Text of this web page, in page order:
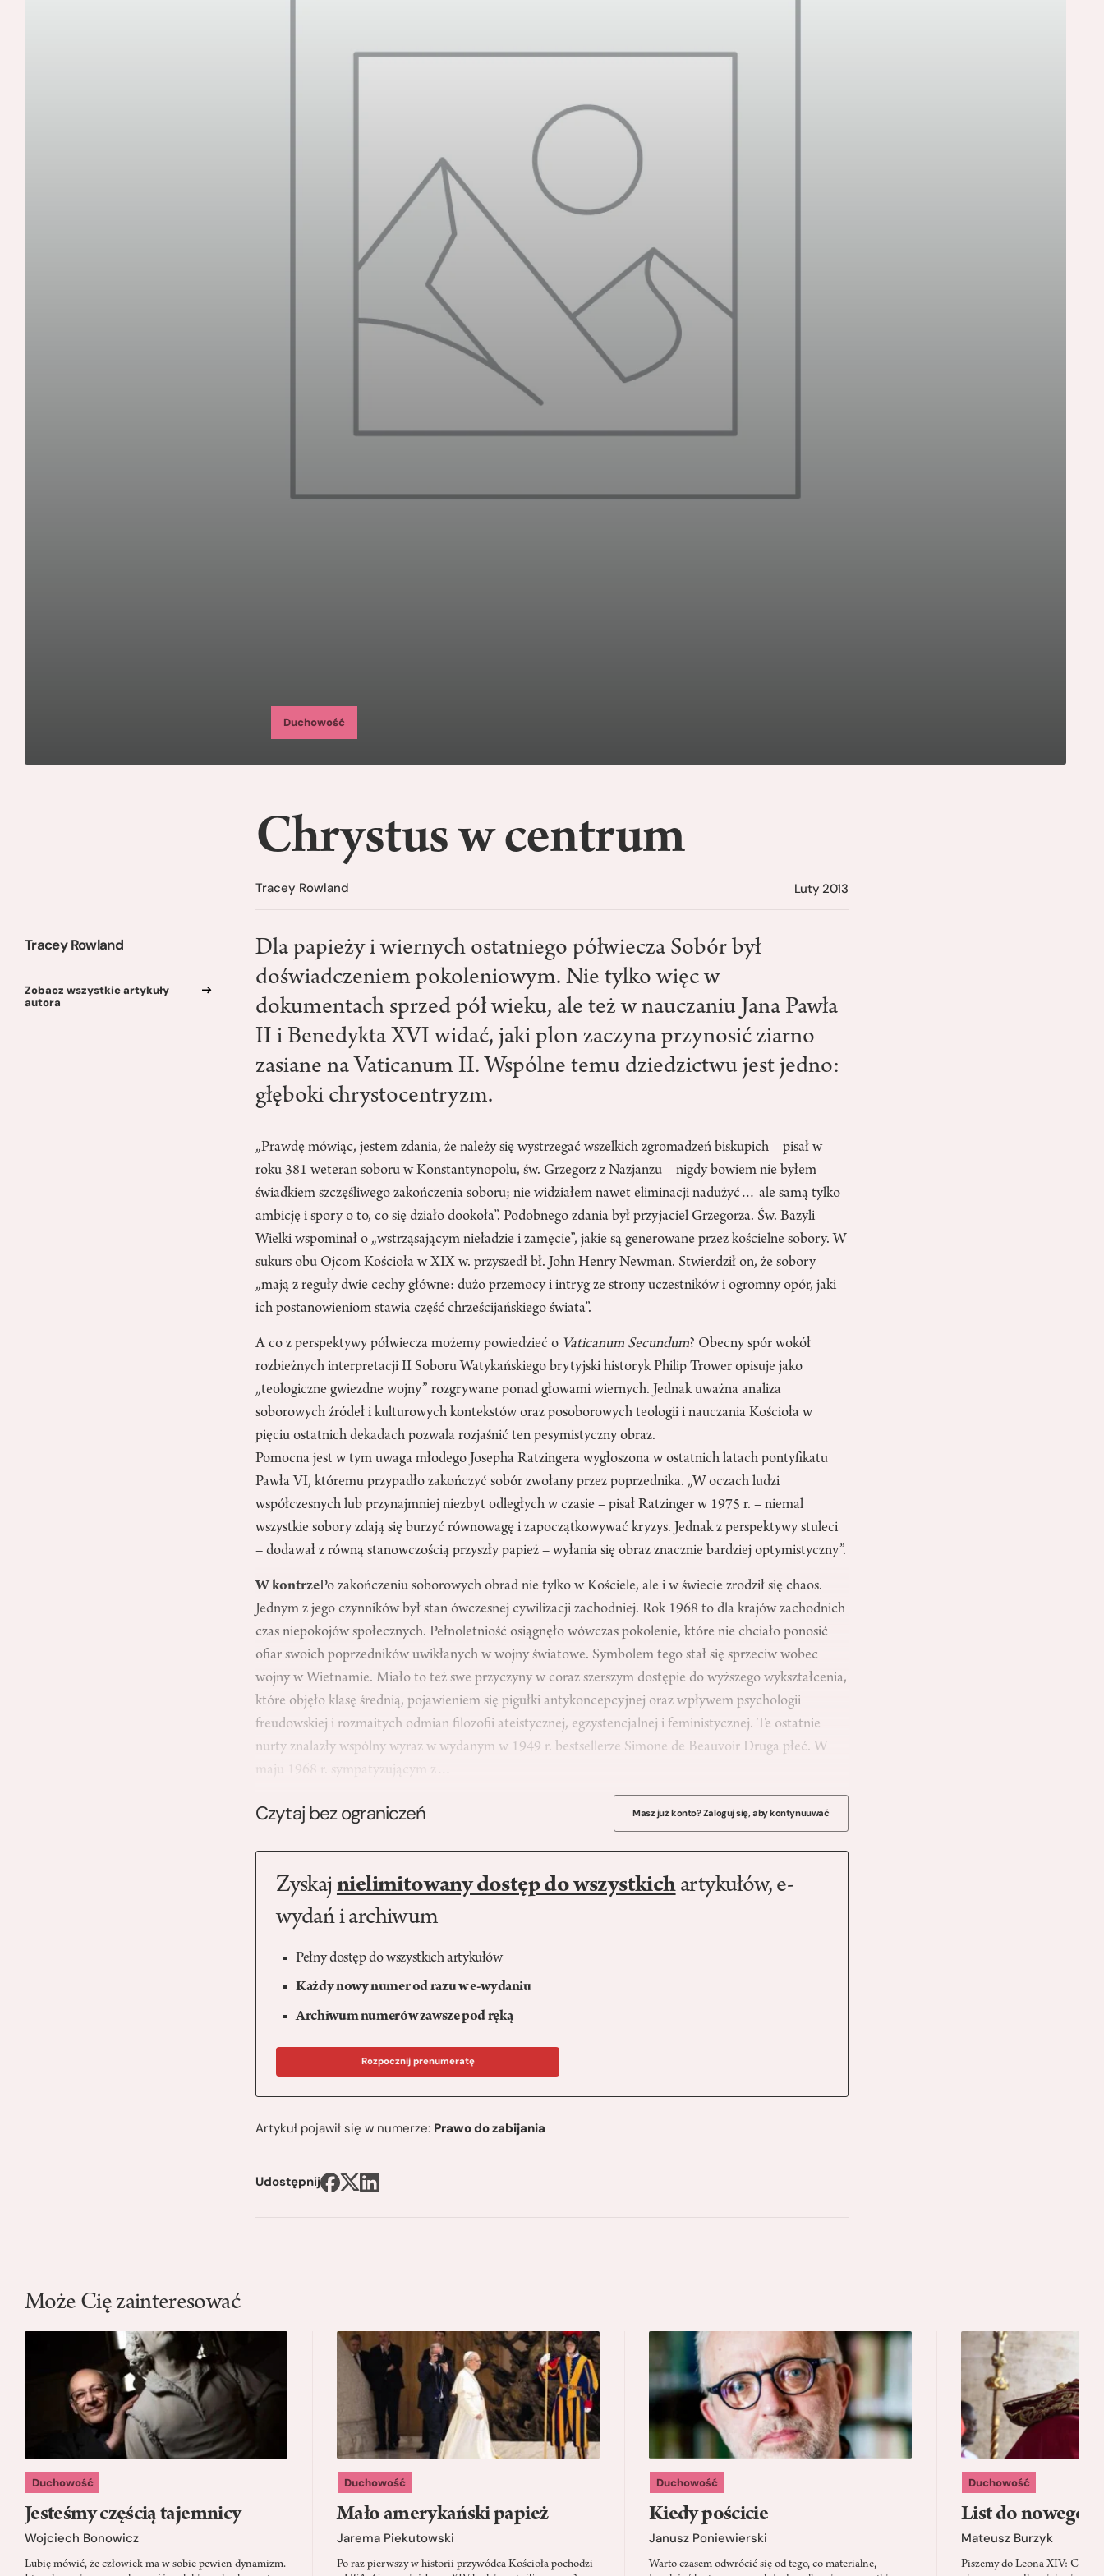
Duchowość
Tracey Rowland
Zobacz wszystkie artykuły
autora
Chrystus w centrum
Tracey Rowland Luty 2013
Dla papieży i wiernych ostatniego półwiecza Sobór był
doświadczeniem pokoleniowym. Nie tylko więc w
dokumentach sprzed pół wieku, ale też w nauczaniu Jana Pawła
II i Benedykta XVI widać, jaki plon zaczyna przynosić ziarno
zasiane na Vaticanum II. Wspólne temu dziedzictwu jest jedno:
głęboki chrystocentryzm.
„Prawdę mówiąc, jestem zdania, że należy się wystrzegać wszelkich zgromadzeń biskupich – pisał w
roku 381 weteran soboru w Konstantynopolu, św. Grzegorz z Nazjanzu – nigdy bowiem nie byłem
świadkiem szczęśliwego zakończenia soboru; nie widziałem nawet eliminacji nadużyć… ale samą tylko
ambicję i spory o to, co się działo dookoła”. Podobnego zdania był przyjaciel Grzegorza. Św. Bazyli
Wielki wspominał o „wstrząsającym nieładzie i zamęcie”, jakie są generowane przez kościelne sobory. W
sukurs obu Ojcom Kościoła w XIX w. przyszedł bł. John Henry Newman. Stwierdził on, że sobory
„mają z reguły dwie cechy główne: dużo przemocy i intryg ze strony uczestników i ogromny opór, jaki
ich postanowieniom stawia część chrześcijańskiego świata”.
A co z perspektywy półwiecza możemy powiedzieć o Vaticanum Secundum? Obecny spór wokół
rozbieżnych interpretacji II Soboru Watykańskiego brytyjski historyk Philip Trower opisuje jako
„teologiczne gwiezdne wojny” rozgrywane ponad głowami wiernych. Jednak uważna analiza
soborowych źródeł i kulturowych kontekstów oraz posoborowych teologii i nauczania Kościoła w
pięciu ostatnich dekadach pozwala rozjaśnić ten pesymistyczny obraz.
Pomocna jest w tym uwaga młodego Josepha Ratzingera wygłoszona w ostatnich latach pontyfikatu
Pawła VI, któremu przypadło zakończyć sobór zwołany przez poprzednika. „W oczach ludzi
współczesnych lub przynajmniej niezbyt odległych w czasie – pisał Ratzinger w 1975 r. – niemal
wszystkie sobory zdają się burzyć równowagę i zapoczątkowywać kryzys. Jednak z perspektywy stuleci
– dodawał z równą stanowczością przyszły papież – wyłania się obraz znacznie bardziej optymistyczny”.
W kontrzePo zakończeniu soborowych obrad nie tylko w Kościele, ale i w świecie zrodził się chaos.
Jednym z jego czynników był stan ówczesnej cywilizacji zachodniej. Rok 1968 to dla krajów zachodnich
czas niepokojów społecznych. Pełnoletniość osiągnęło wówczas pokolenie, które nie chciało ponosić
ofiar swoich poprzedników uwikłanych w wojny światowe. Symbolem tego stał się sprzeciw wobec
wojny w Wietnamie. Miało to też swe przyczyny w coraz szerszym dostępie do wyższego wykształcenia,
które objęło klasę średnią, pojawieniem się pigułki antykoncepcyjnej oraz wpływem psychologii
freudowskiej i rozmaitych odmian filozofii ateistycznej, egzystencjalnej i feministycznej. Te ostatnie
nurty znalazły wspólny wyraz w wydanym w 1949 r. bestsellerze Simone de Beauvoir Druga płeć. W
maju 1968 r. sympatyzującym z…
Czytaj bez ograniczeń Masz już konto? Zaloguj się, aby kontynuuwać
Zyskaj nielimitowany dostęp do wszystkichartykułów, e-
wydań i archiwum
Pełny dostęp do wszystkich artykułów
Każdy nowy numer od razu w e-wydaniu
Archiwum numerów zawsze pod ręką
Rozpocznij prenumeratę
Artykuł pojawił się w numerze: Prawo do zabijania
Udostępnij
Może Cię zainteresować
Duchowość
Jesteśmy częścią tajemnicy
Wojciech Bonowicz
Lubię mówić, że człowiek ma w sobie pewien dynamizm.
Duchowość
Mało amerykański papież
Jarema Piekutowski
Po raz pierwszy w historii przywódca Kościoła pochodzi
Duchowość
Kiedy pościcie
Janusz Poniewierski
Warto czasem odwrócić się od tego, co materialne,
Duchowość
List do nowego
Mateusz Burzyk
Piszemy do Leona XIV: Czy